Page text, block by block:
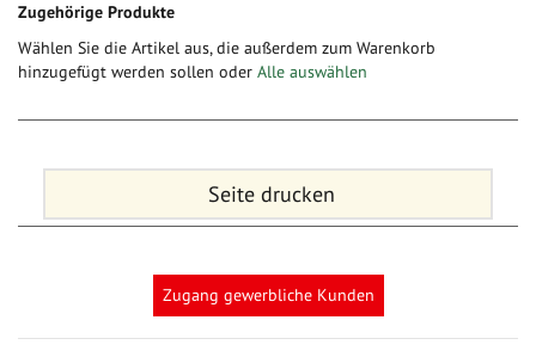
Zugehörige Produkte
Wählen Sie die Artikel aus, die außerdem zum Warenkorb
hinzugefügt werden sollen oder Alle auswählen
Seite drucken
Zugang gewerbliche Kunden